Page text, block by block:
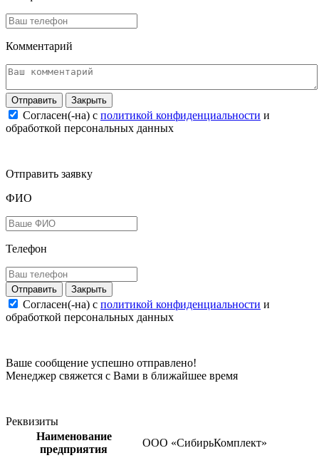
Комментарий
Закрыть
Согласен(-на) c политикой конфиденциальности и
обработкой персональных данных
Отправить заявку
ФИО
Телефон
Закрыть
Согласен(-на) c политикой конфиденциальности и
обработкой персональных данных
Ваше сообщение успешно отправлено!
Менеджер свяжется с Вами в ближайшее время
Реквизиты
Наименование
предприятия
ООО «СибирьКомплект»